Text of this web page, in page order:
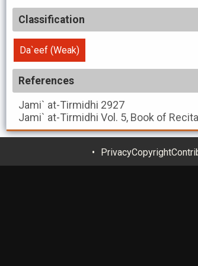
Classification
Da`eef (Weak)
References
Jami` at-Tirmidhi 2927
Jami` at-Tirmidhi Vol. 5, Book of
PrivacyCopyright